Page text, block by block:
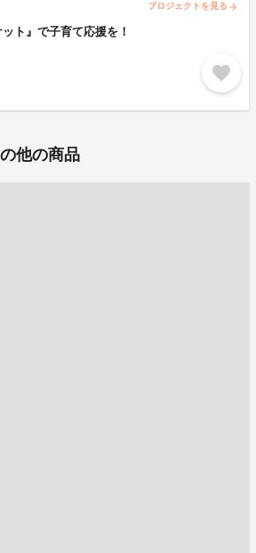
プロジェクトを見る arrow_forward
ト』で子育て応援を！
favorite
他の商品